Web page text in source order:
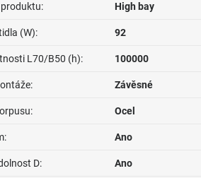
High bay
(W): 92
L70/B50 (h): 100000
Závěsné
Ocel
Ano
D: Ano